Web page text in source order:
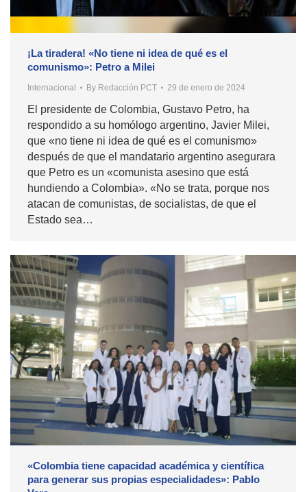
¡La tiradera! «No tiene ni idea de qué es el
comunismo»: Petro a Milei
Internacional By Redacción PCT 29 de enero de 2024
El presidente de Colombia, Gustavo Petro, ha
respondido a su homólogo argentino, Javier Milei,
que «no tiene ni idea de qué es el comunismo»
después de que el mandatario argentino asegurara
que Petro es un «comunista asesino que está
hundiendo a Colombia». «No se trata, porque nos
atacan de comunistas, de socialistas, de que el
Estado sea…
«Colombia tiene capacidad académica y científica
para generar sus propias especialidades»: Pablo